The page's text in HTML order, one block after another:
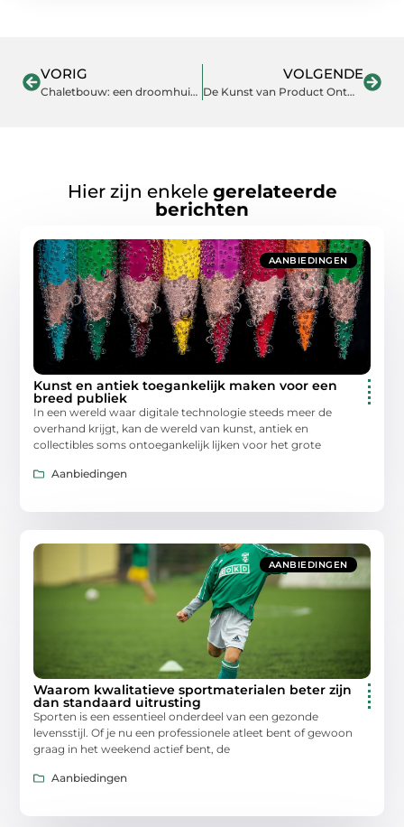
VORIG
Chaletbouw: een droomhuis in de natuur
VOLGENDE
De Kunst van Product Ontwerpen: Essentiële Tips voor Ontwerpers
Hier zijn enkele gerelateerde
berichten
AANBIEDINGEN
Kunst en antiek toegankelijk maken voor een
breed publiek
In een wereld waar digitale technologie steeds meer de
overhand krijgt, kan de wereld van kunst, antiek en
collectibles soms ontoegankelijk lijken voor het grote
Aanbiedingen
AANBIEDINGEN
Waarom kwalitatieve sportmaterialen beter zijn
dan standaard uitrusting
Sporten is een essentieel onderdeel van een gezonde
levensstijl. Of je nu een professionele atleet bent of gewoon
graag in het weekend actief bent, de
Aanbiedingen